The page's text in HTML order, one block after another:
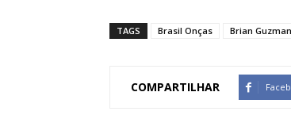
TAGS Brasil Onças Brian Guzman
COMPARTILHAR